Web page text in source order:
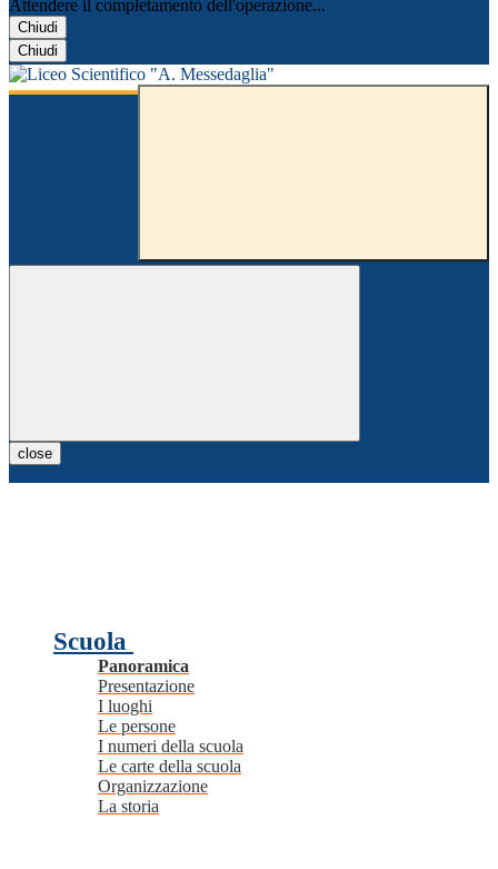
Attendere il completamento dell'operazione...
Chiudi
Chiudi
close
Scuola
Panoramica
Presentazione
I luoghi
Le persone
I numeri della scuola
Le carte della scuola
Organizzazione
La storia